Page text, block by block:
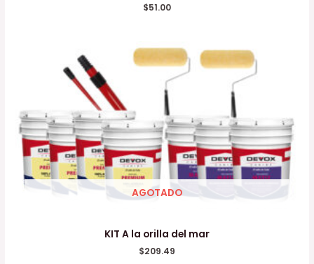
$51.00
AGOTADO
KIT A la orilla del mar
$209.49